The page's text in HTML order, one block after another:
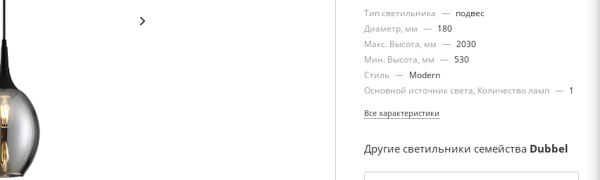
Тип светильника — подвес
Диаметр, мм — 180
Макс. Высота, мм — 2030
Мин. Высота, мм — 530
Стиль — Modern
Основной источник света, Количество ламп — 1
Все характеристики
Другие светильники семейства Dubbel